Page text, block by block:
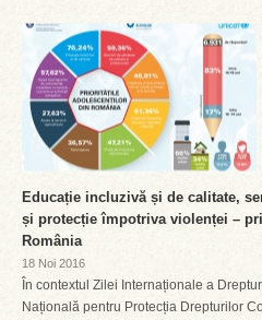
Educație incluzivă și de calitate,
și protecție împotriva violenței –
România
18 Noi 2016
În contextul Zilei Internaționale a
Națională pentru Protecția Drepturilor